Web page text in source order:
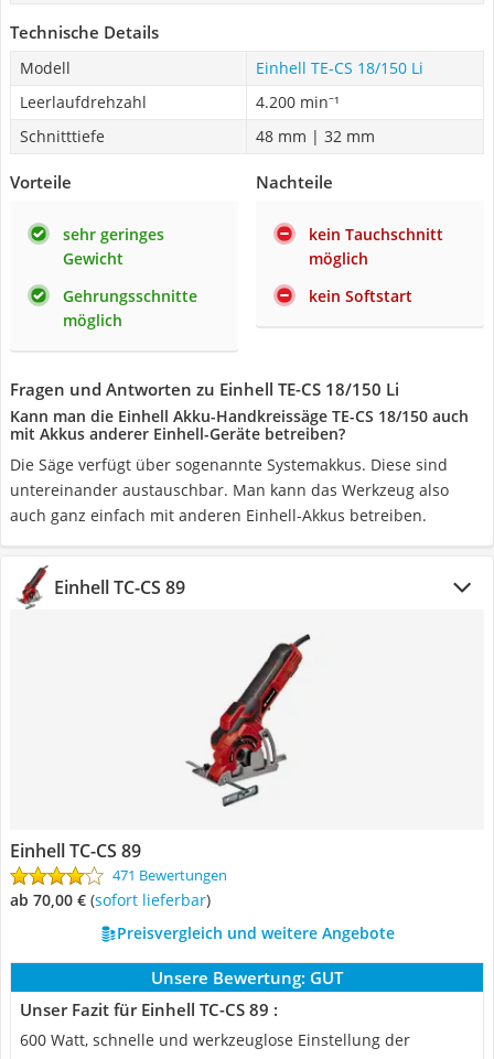
Technische Details
Modell
Einhell TE-CS 18/150 Li
Leerlaufdrehzahl
4.200 min⁻¹
Schnitttiefe
48 mm | 32 mm
Vorteile
sehr geringes
Gewicht
Gehrungsschnitte
möglich
Nachteile
kein Tauchschnitt
möglich
kein Softstart
Fragen und Antworten zu Einhell TE-CS 18/150 Li
Kann man die Einhell Akku-Handkreissäge TE-CS 18/150 auch
mit Akkus anderer Einhell-Geräte betreiben?
Die Säge verfügt über sogenannte Systemakkus. Diese sind
untereinander austauschbar. Man kann das Werkzeug also
auch ganz einfach mit anderen Einhell-Akkus betreiben.
Einhell TC-CS 89
Einhell TC-CS 89
471 Bewertungen
ab 70,00 € ( Sofort lieferbar)
Preisvergleich und weitere Angebote
Unsere Bewertung: GUT
Unser Fazit für Einhell TC-CS 89 :
600 Watt, schnelle und werkzeuglose Einstellung der